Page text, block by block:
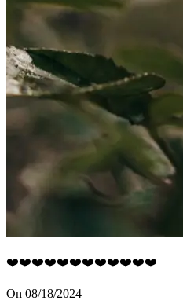
❤️❤️❤️❤️❤️❤️❤️❤️❤️❤️❤️❤️
On 08/18/2024